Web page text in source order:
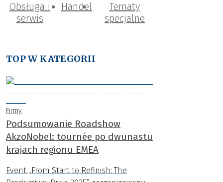
Obsługa i
serwis
Handel
Tematy
specjalne
TOP W KATEGORII
Firmy
Podsumowanie Roadshow
AkzoNobel: tournée po dwunastu
krajach regionu EMEA
Event „From Start to Refinish: The